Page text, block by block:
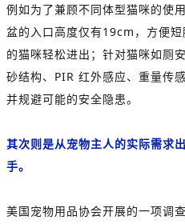
例如为了兼顾不同体型猫咪的使
盆的入口高度仅有19cm，方便
的猫咪轻松进出；针对猫咪如厕
砂结构、PIR 红外感应、重量传
并规避可能的安全隐患。
其次则是从宠物主人的实际需求
手。
美国宠物用品协会开展的一项调